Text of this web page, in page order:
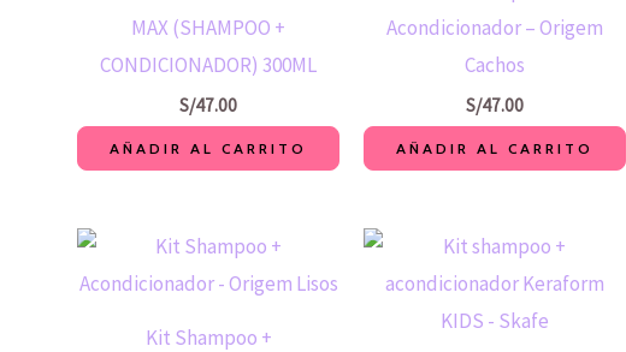
MAX (SHAMPOO +
CONDICIONADOR) 300ML
S/47.00
AÑADIR AL CARRITO
Acondicionador – Origem
Cachos
S/47.00
AÑADIR AL CARRITO
Kit Shampoo +